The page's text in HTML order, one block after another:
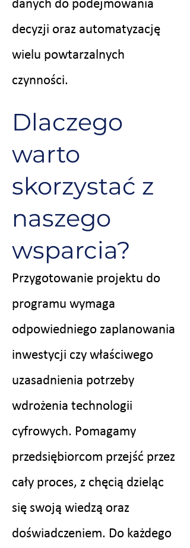
danych do podejmowania
decyzji oraz automatyzację
wielu powtarzalnych
czynności.
Dlaczego
warto
skorzystać z
naszego
wsparcia?
Przygotowanie projektu do
programu wymaga
odpowiedniego zaplanowania
inwestycji czy właściwego
uzasadnienia potrzeby
wdrożenia technologii
cyfrowych. Pomagamy
przedsiębiorcom przejść przez
cały proces, z chęcią dzieląc
się swoją wiedzą oraz
doświadczeniem. Do każdego